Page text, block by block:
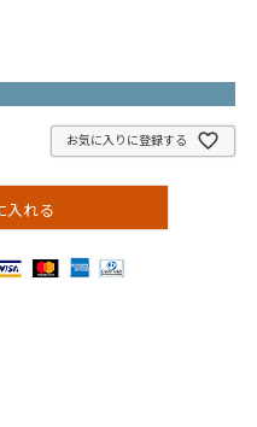
お気に入りに登録する
入れる